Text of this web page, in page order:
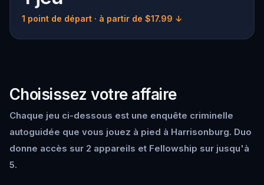
1 point de départ · à partir de $17.99 ↓
Choisissez votre affaire
Chaque jeu ci-dessous est une enquête criminelle
autoguidée que vous jouez à pied à Harrisonburg. Duo
donne accès sur 2 appareils et Fellowship sur jusqu'à
5.